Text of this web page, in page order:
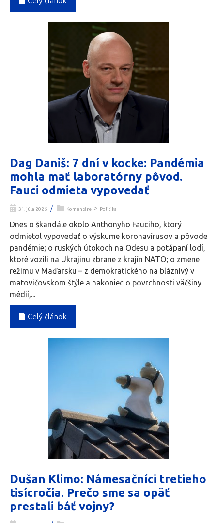
Dag Daniš: 7 dní v kocke: Pandémia
mohla mať laboratórny pôvod.
Fauci odmieta vypovedať
31. júla 2026 / Komentáre > Politika
Dnes o škandále okolo Anthonyho Fauciho, ktorý
odmietol vypovedať o výskume koronavírusov a pôvode
pandémie; o ruských útokoch na Odesu a potápaní lodí,
ktoré vozili na Ukrajinu zbrane z krajín NATO; o zmene
režimu v Maďarsku – z demokratického na bláznivý v
matovičovskom štýle a nakoniec o povrchnosti väčšiny
médií,...
Celý článok
Dušan Klimo: Námesačníci tretieho
tisícročia. Prečo sme sa opäť
prestali báť vojny?